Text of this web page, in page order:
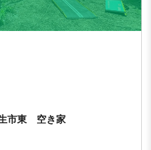
生市東 空き家